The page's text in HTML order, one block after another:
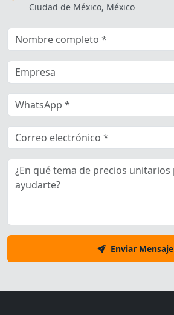
Ciudad de México, México
Enviar Mensaje